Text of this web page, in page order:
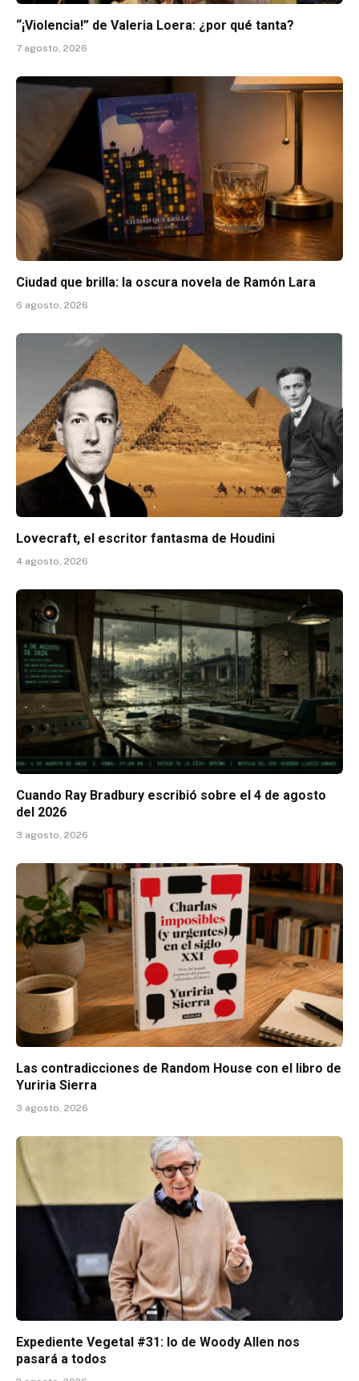
“¡Violencia!” de Valeria Loera: ¿por qué tanta?
7 agosto, 2026
Ciudad que brilla: la oscura novela de Ramón Lara
6 agosto, 2026
Lovecraft, el escritor fantasma de Houdini
4 agosto, 2026
Cuando Ray Bradbury escribió sobre el 4 de agosto
del 2026
3 agosto, 2026
Las contradicciones de Random House con el libro de
Yuriria Sierra
3 agosto, 2026
Expediente Vegetal #31: lo de Woody Allen nos
pasará a todos